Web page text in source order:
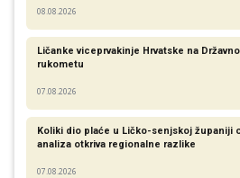
08.08.2026
Ličanke viceprvakinje Hrvatske na
rukometu
07.08.2026
Koliki dio plaće u Ličko-senjskoj županiji
analiza otkriva regionalne razlike​
07.08.2026